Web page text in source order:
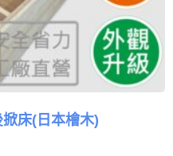
床(日本檜木)